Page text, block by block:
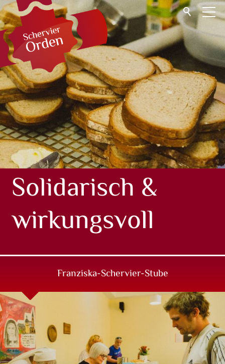
Start
Gemeinschaft
Helfen
Franziska-Schervier-Stube
Sibirienhilfe
Angebote
Kontakt
Solidarisch &
wirkungsvoll
Franziska-Schervier-Stube